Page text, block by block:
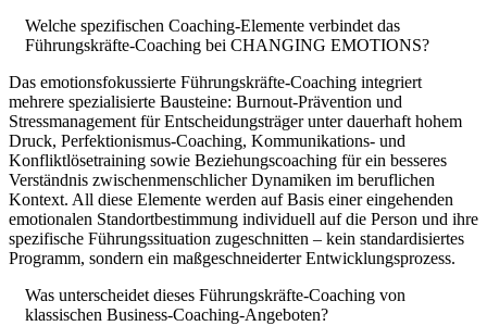
Welche spezifischen Coaching-Elemente verbindet das
Führungskräfte-Coaching bei CHANGING EMOTIONS?
Das emotionsfokussierte Führungskräfte-Coaching integriert
mehrere spezialisierte Bausteine: Burnout-Prävention und
Stressmanagement für Entscheidungsträger unter dauerhaft hohem
Druck, Perfektionismus-Coaching, Kommunikations- und
Konfliktlösetraining sowie Beziehungscoaching für ein besseres
Verständnis zwischenmenschlicher Dynamiken im beruflichen
Kontext. All diese Elemente werden auf Basis einer eingehenden
emotionalen Standortbestimmung individuell auf die Person und ihre
spezifische Führungssituation zugeschnitten – kein standardisiertes
Programm, sondern ein maßgeschneiderter Entwicklungsprozess.
Was unterscheidet dieses Führungskräfte-Coaching von
klassischen Business-Coaching-Angeboten?